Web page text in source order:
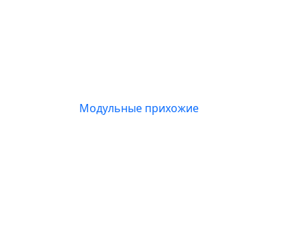
Модульные прихожие